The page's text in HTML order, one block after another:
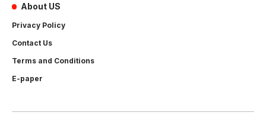
About US
Privacy Policy
Contact Us
Terms and Conditions
E-paper